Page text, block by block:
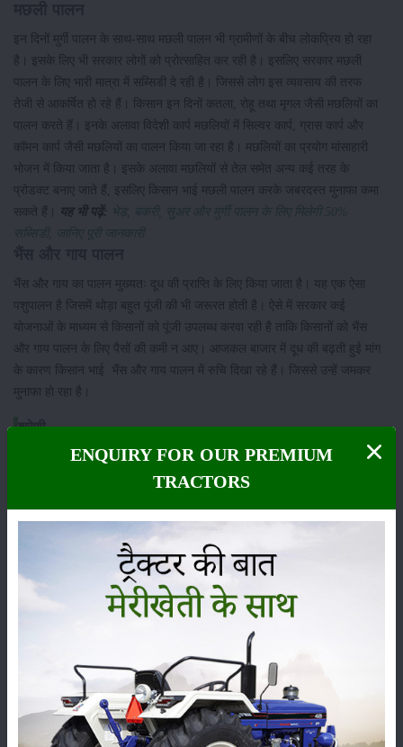
इन दिनों मुर्गी पालन के साथ-साथ मछली पालन भी ग्रामीणों के बीच लोकप्रिय हो रहा
है। इसके लिए भी सरकार लोगों को प्रोत्साहित कर रही है। इसलिए सरकार मछली
पालन के लिए भारी मात्रा में सब्सिडी दे रही है। जिससे लोग इस व्यवसाय की तरफ
तेजी से आकर्षित हो रहे हैं। किसान इन दिनों कतला, रोहू तथा मृगल जैसी मछलियों का
पालन करते हैं। इनके अलावा विदेशी कार्प मछलियों में सिल्वर कार्प, ग्रास कार्प और
कॉमन कार्प जैसी मछलियों का पालन किया जा रहा है। मछलियों का प्रयोग मांसाहारी
भोजन में किया जाता है। इसके अलावा मछलियों से तेल समेत अन्य कई तरह के
प्रोडक्ट बनाए जाते हैं, इसलिए किसान भाई मछली पालन करके जबरदस्त मुनाफा कमा
सकते हैं।
यह भी पढ़ें: भेड़, बकरी, सुअर और मुर्गी पालन के लिए मिलेगी 50%
सब्सिडी, जानिए पूरी जानकारी
भैंस और गाय का पालन मुख्यतः दूध की प्राप्ति के लिए किया जाता है। यह एक ऐसा
पशुपालन है जिसमें थोड़ा बहुत पूंजी की भी जरूरत होती है। ऐसे में सरकार कई
योजनाओं के माध्यम से किसानों को पूंजी उपलब्ध करवा रही है ताकि किसानों को भैंस
और गाय पालन के लिए पैसों की कमी न आए। आजकल बाजार में दूध की बढ़ती हुई मांग
के कारण किसान भाई भैंस और गाय पालन में रुचि दिखा रहे हैं। जिससे उन्हें जमकर
मुनाफा हो रहा है।
श्रेणी
फसल
कृषि यंत्र समाचार
ENQUIRY FOR OUR PREMIUM
TRACTORS